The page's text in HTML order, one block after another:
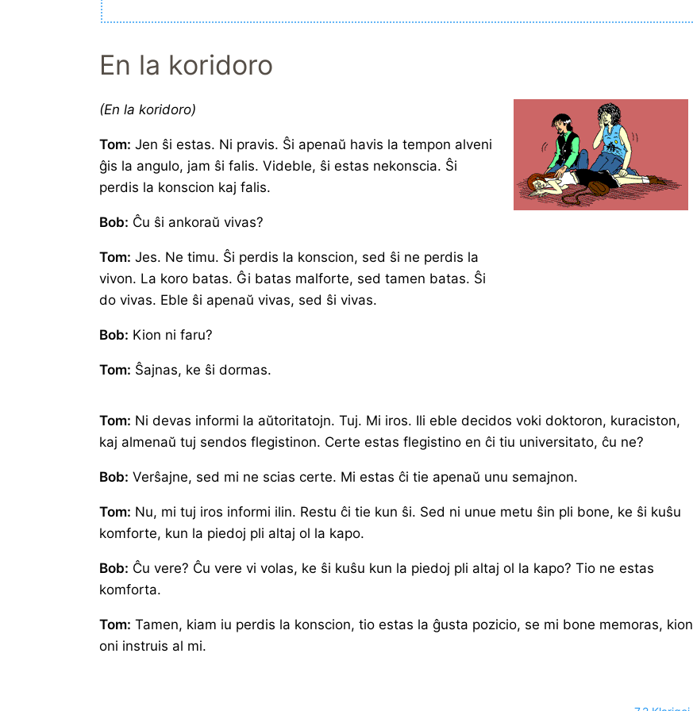
En la koridoro
(En la koridoro)
Tom: Jen ŝi estas. Ni pravis. Ŝi apenaŭ havis la tempon alveni
ĝis la angulo, jam ŝi falis. Videble, ŝi estas nekonscia. Ŝi
perdis la konscion kaj falis.
Bob: Ĉu ŝi ankoraŭ vivas?
Tom: Jes. Ne timu. Ŝi perdis la konscion, sed ŝi ne perdis la
vivon. La koro batas. Ĝi batas malforte, sed tamen batas. Ŝi
do vivas. Eble ŝi apenaŭ vivas, sed ŝi vivas.
Bob: Kion ni faru?
Tom: Ŝajnas, ke ŝi dormas.
Tom: Ni devas informi la aŭtoritatojn. Tuj. Mi iros. Ili eble decidos voki doktoron, kuraciston,
kaj almenaŭ tuj sendos flegistinon. Certe estas flegistino en ĉi tiu universitato, ĉu ne?
Bob: Verŝajne, sed mi ne scias certe. Mi estas ĉi tie apenaŭ unu semajnon.
Tom: Nu, mi tuj iros informi ilin. Restu ĉi tie kun ŝi. Sed ni unue metu ŝin pli bone, ke ŝi kuŝu
komforte, kun la piedoj pli altaj ol la kapo.
Bob: Ĉu vere? Ĉu vere vi volas, ke ŝi kuŝu kun la piedoj pli altaj ol la kapo? Tio ne estas
komforta.
Tom: Tamen, kiam iu perdis la konscion, tio estas la ĝusta pozicio, se mi bone memoras, kion
oni instruis al mi.